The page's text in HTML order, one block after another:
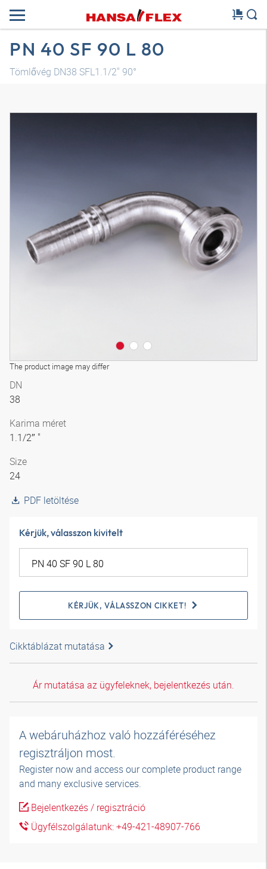
PN 40 SF 90 L 80
Tömlővég DN38 SFL1.1/2" 90°
The product image may differ
3D modell
DN
38
Karima méret
1.1/2″ "
Size
24
PDF letöltése
Kérjük, válasszon kivitelt
KÉRJÜK, VÁLASSZON CIKKET!
Cikktáblázat mutatása
Ár mutatása az ügyfeleknek, bejelentkezés után.
A webáruházhoz való hozzáféréséhez
regisztráljon most.
Register now and access our complete product range
and many exclusive services.
Bejelentkezés / regisztráció
Ügyfélszolgálatunk: +49-421-48907-766